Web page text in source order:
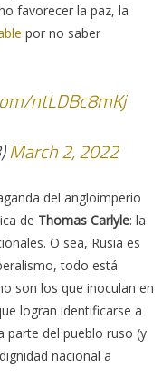
favorecer la paz, la
por no saber
ntLDBc8mKj
March 2, 2022
del angloimperio
de Thomas Carlyle: la
O sea, Rusia es
todo está
son los que inoculan en
logran identificarse a
parte del pueblo ruso (y
nacional a